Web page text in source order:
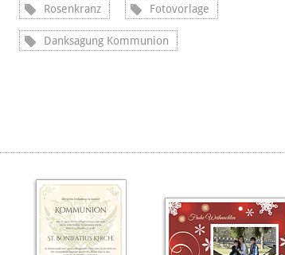
Rosenkranz Fotovorlage
Danksagung Kommunion